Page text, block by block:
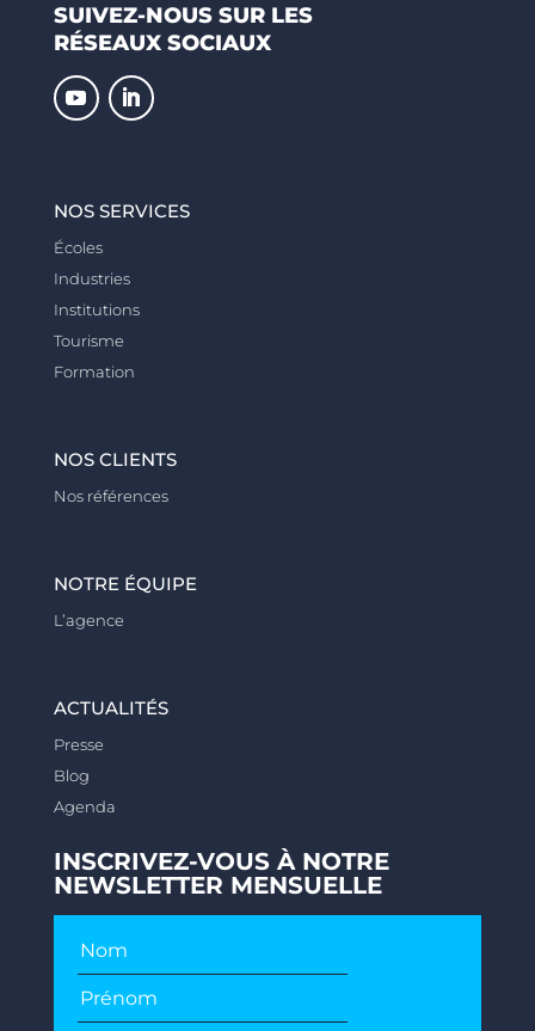
SUIVEZ-NOUS SUR LES
RÉSEAUX SOCIAUX
NOS SERVICES
Écoles
Industries
Institutions
Tourisme
Formation
NOS CLIENTS
Nos références
NOTRE ÉQUIPE
L’agence
ACTUALITÉS
Presse
Blog
Agenda
INSCRIVEZ-VOUS À NOTRE
NEWSLETTER MENSUELLE